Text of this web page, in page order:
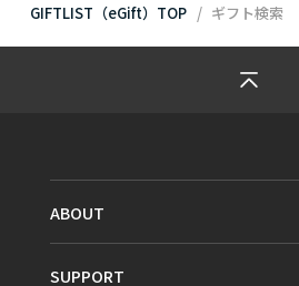
GIFTLIST（eGift）TOP ギフト検索
ABOUT
SUPPORT